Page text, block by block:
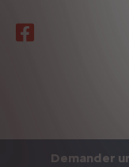
Demander